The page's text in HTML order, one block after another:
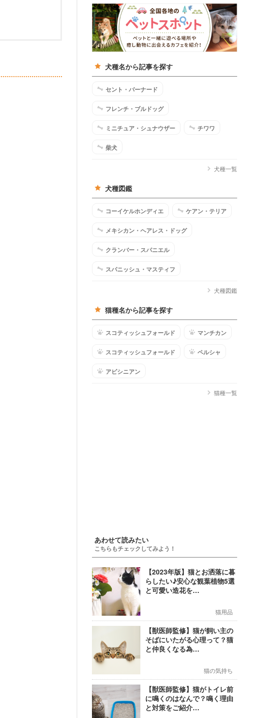
犬種名から記事を探す
セント・バーナード
フレンチ・ブルドッグ
ミニチュア・シュナウザー チワワ
柴犬
犬種一覧
犬種図鑑
コーイケルホンディエ ケアン・テリア
メキシカン・ヘアレス・ドッグ
クランバー・スパニエル
スパニッシュ・マスティフ
犬種図鑑
猫種名から記事を探す
スコティッシュフォールド マンチカン
スコティッシュフォールド ペルシャ
アビシニアン
猫種一覧
あわせて読みたい
こちらもチェックしてみよう！
【2023年版】猫とお洒落に暮
らしたい♪安心な観葉植物5選
と可愛い造花を…
猫用品
【獣医師監修】猫が飼い主の
そばにいたがる心理って？猫
と仲良くなる為…
猫の気持ち
【獣医師監修】猫がトイレ前
に鳴くのはなんで？鳴く理由
と対策をご紹介…